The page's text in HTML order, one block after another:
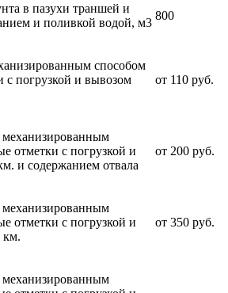
в пазухи траншей и
и поливкой водой, м3
800
способом
с погрузкой и вывозом
от 110 руб.
механизированным
отметки с погрузкой и
и содержанием отвала
от 200 руб.
механизированным
отметки с погрузкой и
км.
от 350 руб.
механизированным